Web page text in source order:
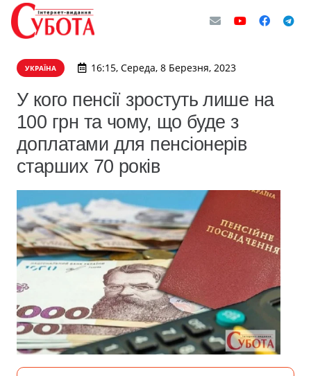
УКРАЇНА 16:15, Середа, 8 Березня, 2023
У кого пенсії зростуть лише на
100 грн та чому, що буде з
доплатами для пенсіонерів
старших 70 років